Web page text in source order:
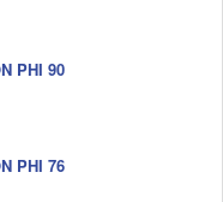
PHI 90
PHI 76